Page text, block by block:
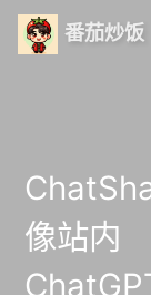
番茄炒饭
像站内